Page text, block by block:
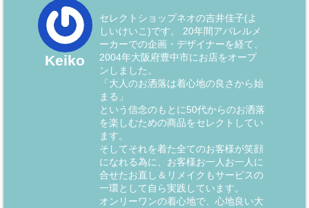
Keiko
セレクトショップネオの吉井佳子(よ
しいけいこ)です。 20年間アパレルメ
ーカーでの企画・デザイナーを経て、
2004年大阪府豊中市にお店をオープ
ンしました。
「大人のお洒落は着心地の良さから始
まる」
という信念のもとに50代からのお洒落
を楽しむための商品をセレクトしてい
ます。
そしてそれを着た全てのお客様が笑顔
になれる為に、お客様お一人お一人に
合せたお直し＆リメイクもサービスの
一環として自ら実践しています。
オンリーワンの着心地で、心地良い大